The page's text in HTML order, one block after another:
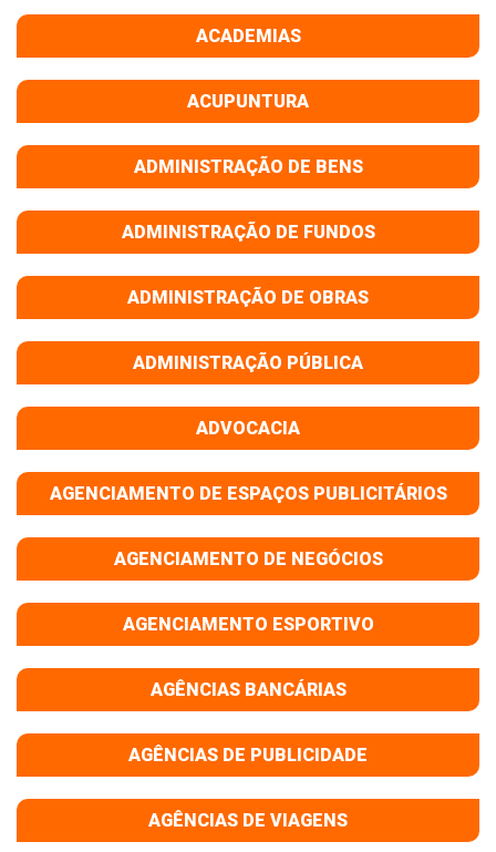
ACADEMIAS
ACUPUNTURA
ADMINISTRAÇÃO DE BENS
ADMINISTRAÇÃO DE FUNDOS
ADMINISTRAÇÃO DE OBRAS
ADMINISTRAÇÃO PÚBLICA
ADVOCACIA
AGENCIAMENTO DE ESPAÇOS PUBLICITÁRIOS
AGENCIAMENTO DE NEGÓCIOS
AGENCIAMENTO ESPORTIVO
AGÊNCIAS BANCÁRIAS
AGÊNCIAS DE PUBLICIDADE
AGÊNCIAS DE VIAGENS